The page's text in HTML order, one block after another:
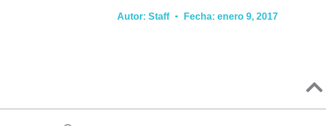
Autor: Staff Fecha: enero 9, 2017